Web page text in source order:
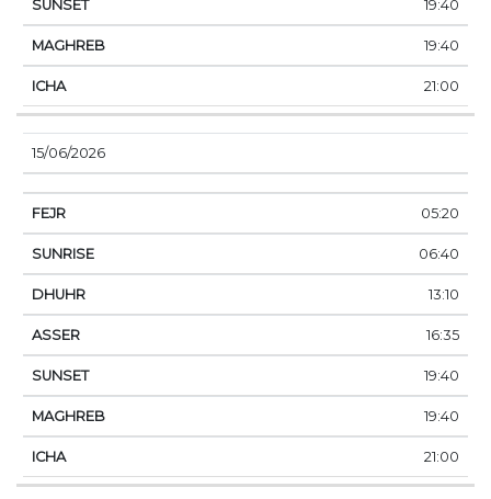
19:40
19:40
21:00
15/06/2026
05:20
06:40
13:10
16:35
19:40
19:40
21:00